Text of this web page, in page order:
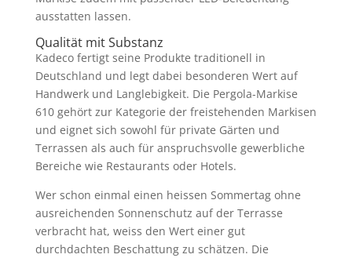
ausstatten lassen.
Qualität mit Substanz
Kadeco fertigt seine Produkte traditionell in
Deutschland und legt dabei besonderen Wert auf
Handwerk und Langlebigkeit. Die Pergola-Markise
610 gehört zur Kategorie der freistehenden Markisen
und eignet sich sowohl für private Gärten und
Terrassen als auch für anspruchsvolle gewerbliche
Bereiche wie Restaurants oder Hotels.
Wer schon einmal einen heissen Sommertag ohne
ausreichenden Sonnenschutz auf der Terrasse
verbracht hat, weiss den Wert einer gut
durchdachten Beschattung zu schätzen. Die